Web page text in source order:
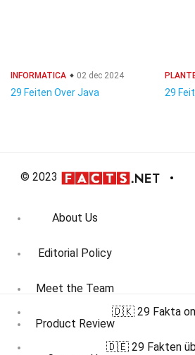
INFORMATICA 02 dec 2024
29 Feiten Over Java 29
© 2023
About Us
Editorial Policy
Meet the Team
Product Review
🇩🇰 29 Fakta
🇩🇪 29 Fakten